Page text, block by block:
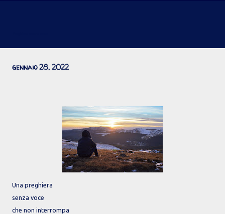
gennaio 28, 2022
Una preghiera
senza voce
che non interrompa